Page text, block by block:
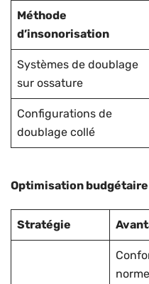
Méthode
d’insonorisation
Systèmes de doublage
sur ossature
Configurations de
doublage collé
Optimisation budgétaire
Stratégie